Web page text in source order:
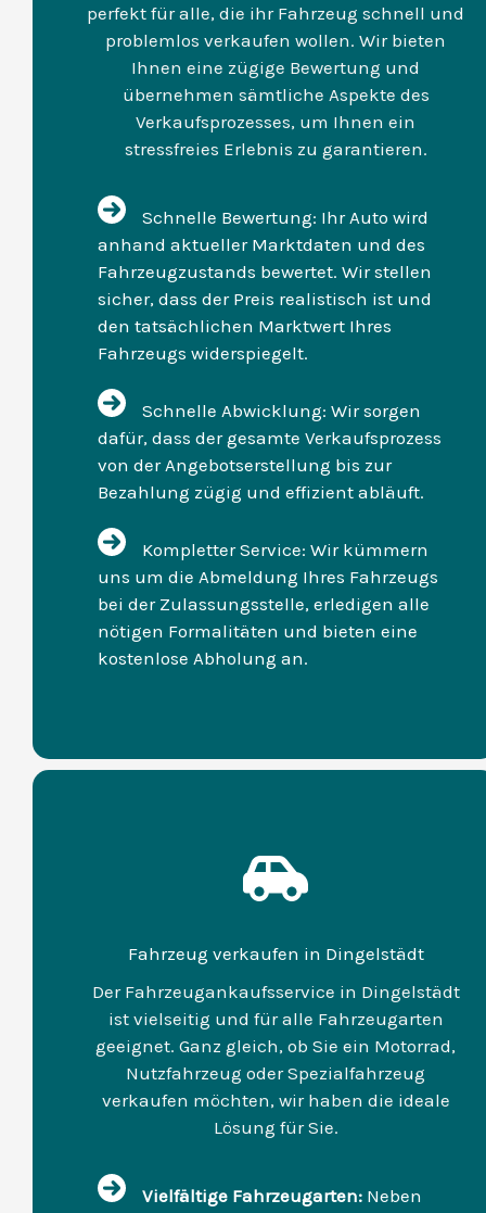
perfekt für alle, die ihr Fahrzeug schnell und
problemlos verkaufen wollen. Wir bieten
Ihnen eine zügige Bewertung und
übernehmen sämtliche Aspekte des
Verkaufsprozesses, um Ihnen ein
stressfreies Erlebnis zu garantieren.
Schnelle Bewertung: Ihr Auto wird
anhand aktueller Marktdaten und des
Fahrzeugzustands bewertet. Wir stellen
sicher, dass der Preis realistisch ist und
den tatsächlichen Marktwert Ihres
Fahrzeugs widerspiegelt.
Schnelle Abwicklung: Wir sorgen
dafür, dass der gesamte Verkaufsprozess
von der Angebotserstellung bis zur
Bezahlung zügig und effizient abläuft.
Kompletter Service: Wir kümmern
uns um die Abmeldung Ihres Fahrzeugs
bei der Zulassungsstelle, erledigen alle
nötigen Formalitäten und bieten eine
kostenlose Abholung an.
Fahrzeug verkaufen in Dingelstädt
Der Fahrzeugankaufsservice in Dingelstädt
ist vielseitig und für alle Fahrzeugarten
geeignet. Ganz gleich, ob Sie ein Motorrad,
Nutzfahrzeug oder Spezialfahrzeug
verkaufen möchten, wir haben die ideale
Lösung für Sie.
Vielfältige Fahrzeugarten: Neben